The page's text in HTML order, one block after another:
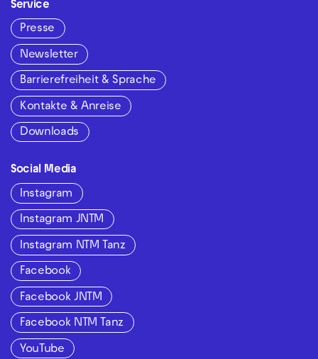
Service
Presse
Newsletter
Barrierefreiheit & Sprache
Kontakte & Anreise
Downloads
Social Media
Instagram
Instagram JNTM
Instagram NTM Tanz
Facebook
Facebook JNTM
Facebook NTM Tanz
YouTube